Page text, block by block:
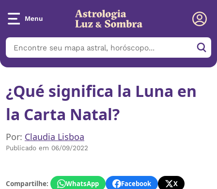
Menu
¿Qué significa la Luna en
la Carta Natal?
Por: Claudia Lisboa
Publicado em 06/09/2022
Compartilhe: WhatsApp Facebook
X